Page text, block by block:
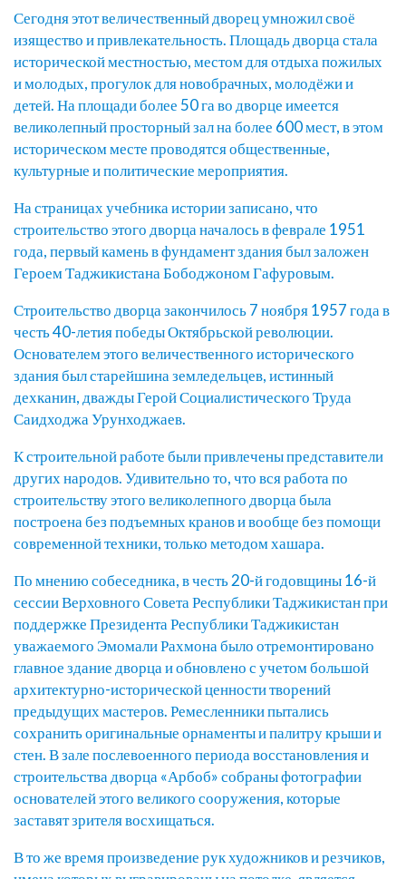
Сегодня этот величественный дворец умножил своё
изящество и привлекательность. Площадь дворца стала
исторической местностью, местом для отдыха пожилых
и молодых, прогулок для новобрачных, молодёжи и
детей. На площади более 50 га во дворце имеется
великолепный просторный зал на более 600 мест, в этом
историческом месте проводятся общественные,
культурные и политические мероприятия.
На страницах учебника истории записано, что
строительство этого дворца началось в феврале 1951
года, первый камень в фундамент здания был заложен
Героем Таджикистана Бободжоном Гафуровым.
Строительство дворца закончилось 7 ноября 1957 года в
честь 40-летия победы Октябрьской революции.
Основателем этого величественного исторического
здания был старейшина земледельцев, истинный
дехканин, дважды Герой Социалистического Труда
Саидходжа Урунходжаев.
К строительной работе были привлечены представители
других народов. Удивительно то, что вся работа по
строительству этого великолепного дворца была
построена без подъемных кранов и вообще без помощи
современной техники, только методом хашара.
По мнению собеседника, в честь 20-й годовщины 16-й
сессии Верховного Совета Республики Таджикистан при
поддержке Президента Республики Таджикистан
уважаемого Эмомали Рахмона было отремонтировано
главное здание дворца и обновлено с учетом большой
архитектурно-исторической ценности творений
предыдущих мастеров. Ремесленники пытались
сохранить оригинальные орнаменты и палитру крыши и
стен. В зале послевоенного периода восстановления и
строительства дворца «Арбоб» собраны фотографии
основателей этого великого сооружения, которые
заставят зрителя восхищаться.
В то же время произведение рук художников и резчиков,